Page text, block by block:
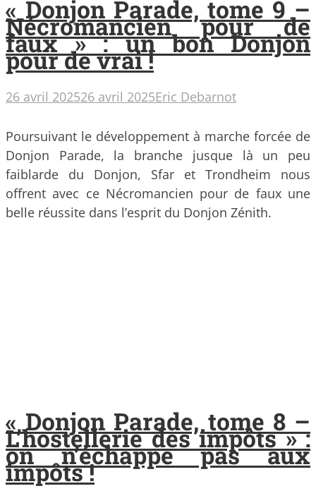
« Donjon Parade, tome 9 –
Nécromancien pour de
faux » : un bon Donjon
pour de vrai !
26 avril 202526 avril 2025Eric Debarnot
Poursuivant le développement à marche forcée de
Donjon Parade, la branche jusque là un peu
faiblarde du Donjon, Sfar et Trondheim nous
offrent avec ce Nécromancien pour de faux une
belle réussite dans l’esprit du Donjon Zénith.
« Donjon Parade, tome 8 –
L’hostellerie des impôts » :
on n’échappe pas aux
impôts !